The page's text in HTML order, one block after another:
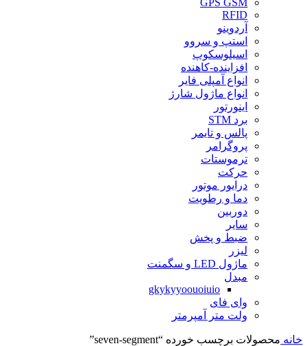
RFID
آردوینو
استپ و سروو
اسیلوسکوپ
افزاینده-کاهنده
انواع آمپلی فایر
انواع ماژول شارژ
اینورتور
برد STM
پالس و تایمر
پروگرامر
ترموستات
حرکت
درایور موتور
دما و رطویت
دوربین
سایر
ضبط و پخش
لیزر
ماژول LED و سگمنت
مبدل
gkykyyoouoiuio
وای فای
ولت متر آمپرمتر
خانه محصولات برچسب خورده “seven-segment”